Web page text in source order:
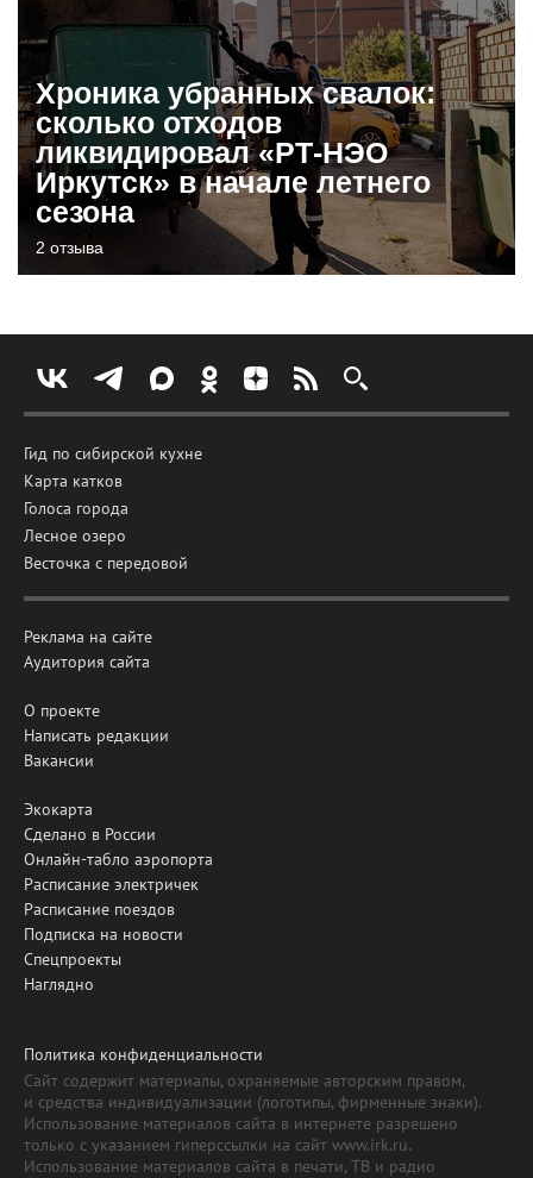
Хроника убранных свалок:
сколько отходов
ликвидировал «РТ-НЭО
Иркутск» в начале летнего
сезона
2 отзыва
Гид по сибирской кухне
Карта катков
Голоса города
Лесное озеро
Весточка с передовой
Реклама на сайте
Аудитория сайта
О проекте
Написать редакции
Вакансии
Экокарта
Сделано в России
Онлайн-табло аэропорта
Расписание электричек
Расписание поездов
Подписка на новости
Спецпроекты
Наглядно
Политика конфиденциальности
Сайт содержит материалы, охраняемые авторским правом,
и средства индивидуализации (логотипы, фирменные знаки).
Использование материалов сайта в интернете разрешено
только с указанием гиперссылки на сайт www.irk.ru.
Использование материалов сайта в печати, ТВ и радио